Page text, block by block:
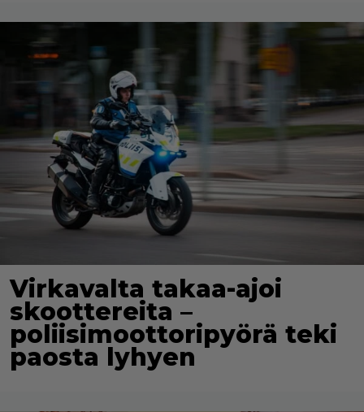
Virkavalta takaa-ajoi
skoottereita –
poliisimoottoripyörä teki
paosta lyhyen